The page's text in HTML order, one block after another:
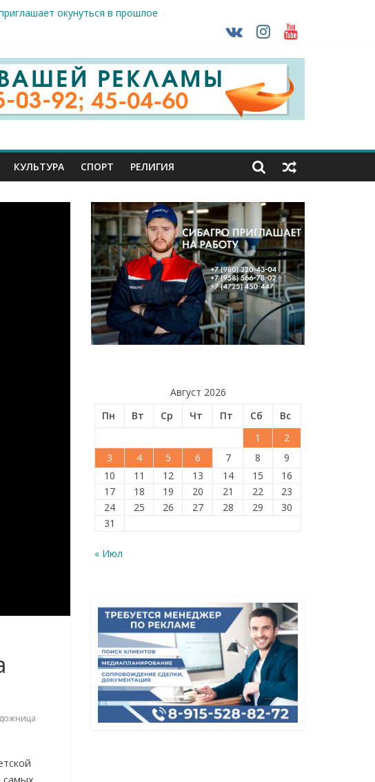
продавать без штрафа?
окунуться в прошлое
в срочной трансплантации
КУЛЬТУРА СПОРТ РЕЛИГИЯ
Август 2026
Пн
Вт Ср Чт Пт Сб
Вс
1
2
3
4 5 6 7 8
9
10
11 12 13 14 15
16
17
18 19 20 21 22
23
24
25 26 27 28 29
30
31
« Июл